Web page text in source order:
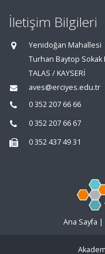
İletişim Bilgileri
Yenidoğan Mahallesi
Turhan Baytop Sokak
TALAS / KAYSERİ
aves@erciyes.edu.tr
0 352 207 66 66
0 352 207 66 67
0 352 437 49 31
Ana Sayfa |